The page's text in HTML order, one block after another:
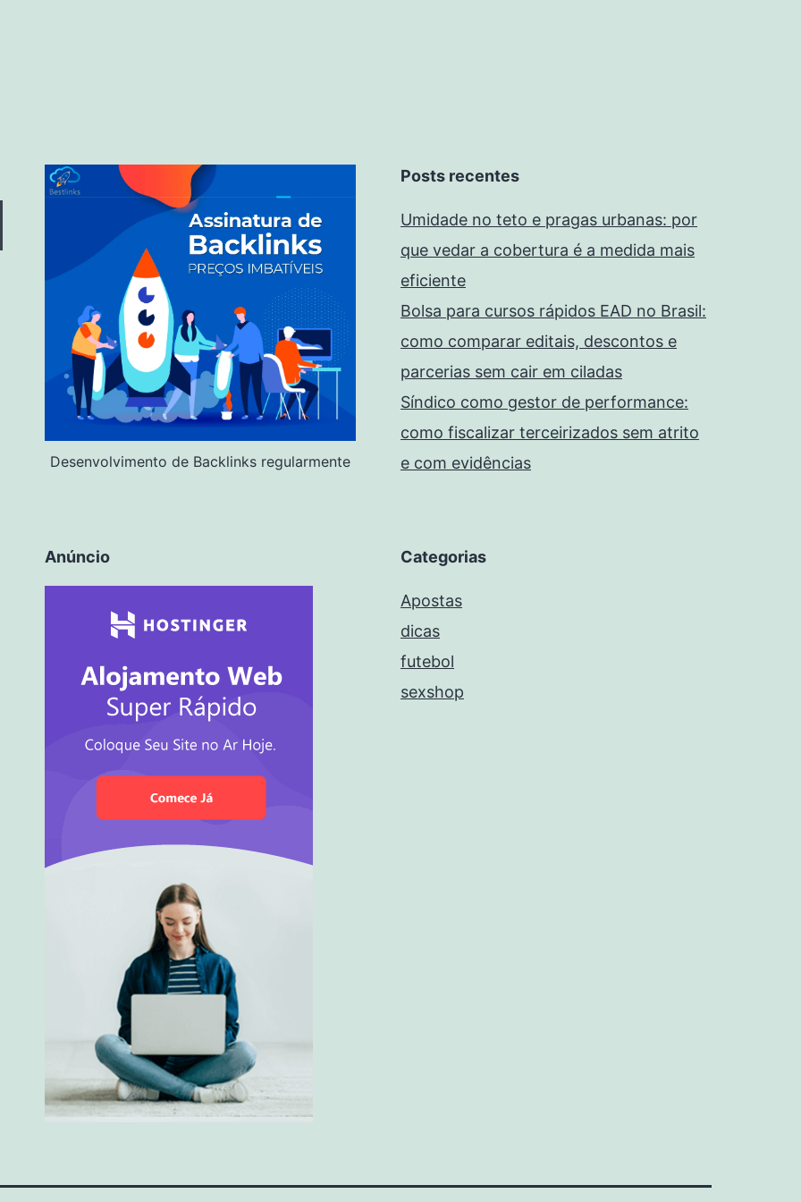
Desenvolvimento de Backlinks regularmente
Posts recentes
Umidade no teto e pragas urbanas: por
que vedar a cobertura é a medida mais
eficiente
Bolsa para cursos rápidos EAD no Brasil:
como comparar editais, descontos e
parcerias sem cair em ciladas
Síndico como gestor de performance:
como fiscalizar terceirizados sem atrito
e com evidências
Anúncio Categorias
Apostas
dicas
futebol
sexshop